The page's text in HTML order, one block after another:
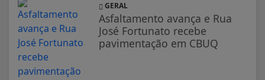
GERAL
Asfaltamento avança e Rua
José Fortunato recebe
pavimentação em CBUQ